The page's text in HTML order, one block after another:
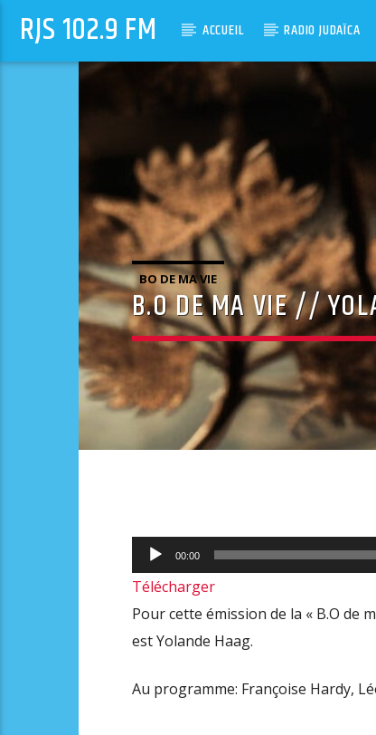
RJS 102.9 FM ACCUEIL RADIO JUDAÏCA
BO DE MA VIE
B.O DE MA VIE //
Lecteur
audio
00:00
Télécharger
Pour cette émission de la « B.O de
est Yolande Haag.
Au programme: Françoise Hardy,